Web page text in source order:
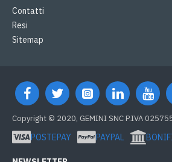
Contatti
Resi
Sitemap
Copyright © 2020, GEMINI SNC P.IVA
POSTEPAY PAYPAL